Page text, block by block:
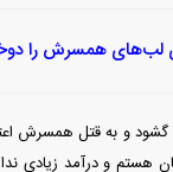
لب‌های همسرش را
گشود و به قتل همسرش
هستم و درآمد زیادی